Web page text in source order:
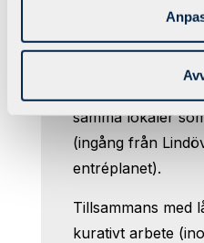
Jeppsson är
en
arbete. Jag driver
samma lokaler
(ingång från
entréplanet).
Tillsammans med
kurativt arbete